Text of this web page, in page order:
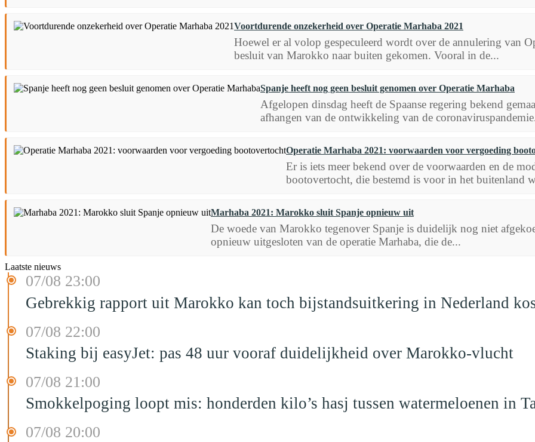
Voortdurende onzekerheid over Operatie Marhaba 2021
Hoewel er al volop gespeculeerd wordt over de annulering van
besluit van Marokko naar buiten gekomen. Vooral in de...
Spanje heeft nog geen besluit genomen over Operatie Marhaba
Afgelopen dinsdag heeft de Spaanse regering bekend
afhangen van de ontwikkeling van de
Operatie Marhaba 2021: voorwaarden voor vergoeding
Er is iets meer bekend over de voorwaarden en de
bootovertocht, die bestemd is voor in het buitenland
Marhaba 2021: Marokko sluit Spanje opnieuw uit
De woede van Marokko tegenover Spanje is duidelijk nog niet
opnieuw uitgesloten van de operatie Marhaba, die de...
Laatste nieuws
07/08 23:00
Gebrekkig rapport uit Marokko kan toch bijstandsuitkering in Nederland
07/08 22:00
Staking bij easyJet: pas 48 uur vooraf duidelijkheid over Marokko-vlucht
07/08 21:00
Smokkelpoging loopt mis: honderden kilo’s hasj tussen watermeloenen in
07/08 20:00